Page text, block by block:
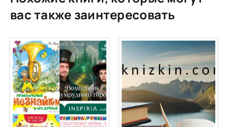
17
18
19
20
21
22
вас также заинтересовать